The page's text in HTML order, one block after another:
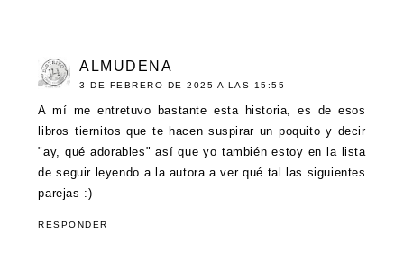
ALMUDENA
3 DE FEBRERO DE 2025 A LAS 15:55
A mí me entretuvo bastante esta historia, es de esos
libros tiernitos que te hacen suspirar un poquito y decir
"ay, qué adorables" así que yo también estoy en la lista
de seguir leyendo a la autora a ver qué tal las siguientes
parejas :)
RESPONDER